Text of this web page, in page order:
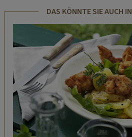
DAS KÖNNTE SIE AUCH